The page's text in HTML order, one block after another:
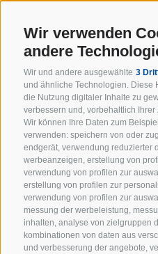
Wir verwenden
andere
Wir und andere ausgewählte 3
und ähnliche Technologien. Diese
die Nutzung digitaler Inhalte zu
verbessern und, vorbehaltlich
Wir können Ihre Daten zum
verwenden: speichern von oder
endgerät, verwendung reduzierter
werbeanzeigen, erstellung von
verwendung von profilen zur
erstellung von profilen zur
verwendung von profilen zur
messung der werbeleistung,
inhalten, analyse von zielgruppen
kombinationen von daten aus
und verbesserung der angebote,
ZURÜCK ZUR ÜBERSICHT
NEWS